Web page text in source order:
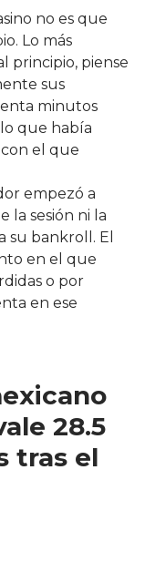
no es que
Lo más
principio, piense
sus
minutos
que había
el que
empezó a
la sesión ni la
su bankroll. El
en el que
o por
en ese
28.5
tras el